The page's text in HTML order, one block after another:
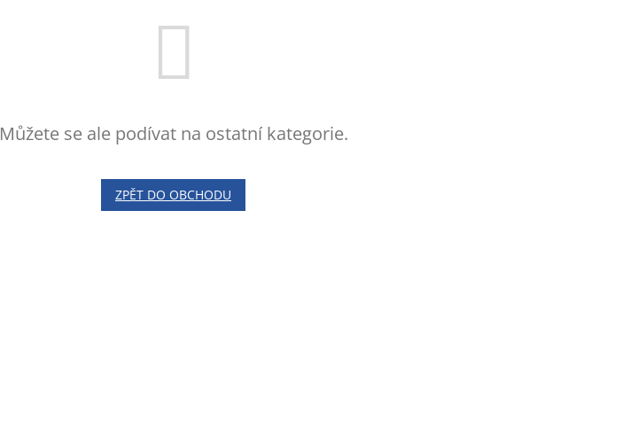
Můžete se ale podívat na ostatní kategorie.
ZPĚT DO OBCHODU